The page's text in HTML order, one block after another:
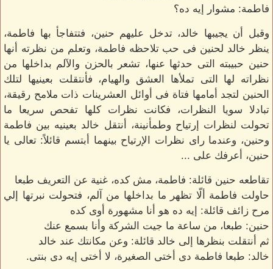
فاطمة: مشوار إيه ده؟
وقبل أن يجيبها خالد، تدخل عليهم حنين، فتتفاجأ بها فاطمة،
ينظر خالد لحنين فى حب تلاحظه فاطمة، وتعلم من نظرته أنها
حنين حبيبته التى حدثها عنها، تشعر بالحزن والآلم بداخلها من
نظراته لها التى تملأها العشق والهيام، فأنتقلت بعينيها لتلك
الحنين لتجد أمامها فتاة فى أوائل العشرينات ذات ملامح رقيقة،
تبادلا سويا النظرات، فكانت نظرات كلها تفحص سريعا ما
تحولت لنظرات إرتياح وطمأنينة، أنتقل خالد بعينيه بين فاطمة
وحنين، وعندما راى نظرات الإرتياح بينهما أبتسم قائلاً: تعالى يا
حنين، أعرفك على ...
تقاطعه حنين قائلة: فاطمة، مش كده، غنية عن التعريف طبعا
حاولت فاطمة ألّا تظهر ما بداخلها من آلم، فتحولت نبرتها إلي
مرح زائف قائلة: إيه ده هو أنا مشهورة أوى كده
حنين: طبعا، من ساعة ما جيت الشركة وأنا بسمع عنك
ثم أنتقلت بنظرها إلى خالد قائلة: وعن مكانتك عند خالد
خالد: طبعا فاطمة دى أختى الصغيرة، لا أختى إيه دى بنتى.